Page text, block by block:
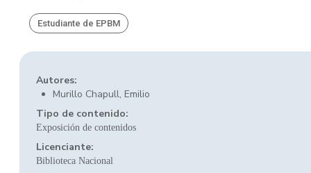
Estudiante de EPBM
Autores:
Murillo Chapull, Emilio
Tipo de contenido:
Exposición de contenidos
Licenciante:
Biblioteca Nacional